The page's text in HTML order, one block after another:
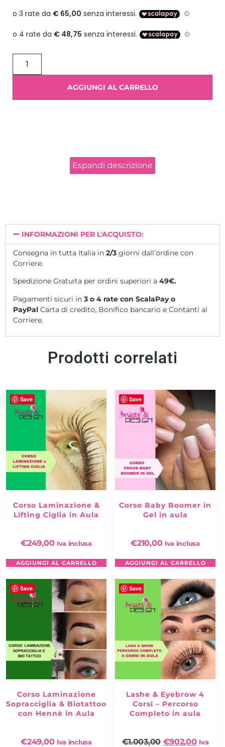
Prodotti e postazione lavoro;
Applicazione semipermanente monocolore;
Piccole decorazioni.
presentarsi senza prodotto sulle unghie.
forbicine e spingi cuticole devono essere di proprietà
dell’allieva. Possono essere acquistati direttamente nella
TUTTA LA NOSTRA FORMAZIONE IN AULA!
AGGIUNGI AL CARRELLO
Espandi descrizione
INFORMAZIONI PER L'ACQUISTO:
Consegna in tutta Italia in 2/3 giorni dall’ordine con
Corriere.
Spedizione Gratuita per ordini superiori a 49€.
Pagamenti sicuri in 3 o 4 rate con ScalaPay o
PayPal Carta di credito, Bonifico bancario e Contanti al
Corriere.
Prodotti correlati
Save
Corso Laminazione &
Lifting Ciglia in Aula
€249,00 Iva inclusa
AGGIUNGI AL CARRELLO
Save
Corso Baby Boomer in
Gel in aula
€210,00 Iva inclusa
AGGIUNGI AL CARRELLO
Save
Corso Laminazione
Sopracciglia & Biotattoo
con Hennè in Aula
€249,00 Iva inclusa
Save
Lashe & Eyebrow 4
Corsi – Percorso
Completo in aula
€1.003,00 €902,00 Iva